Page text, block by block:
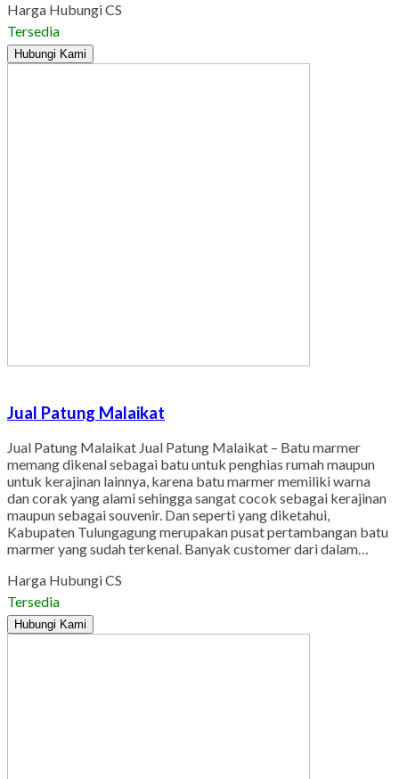
Harga Hubungi CS
Tersedia
Hubungi Kami
Jual Patung Malaikat
Jual Patung Malaikat Jual Patung Malaikat – Batu marmer
memang dikenal sebagai batu untuk penghias rumah maupun
untuk kerajinan lainnya, karena batu marmer memiliki warna
dan corak yang alami sehingga sangat cocok sebagai kerajinan
maupun sebagai souvenir. Dan seperti yang diketahui,
Kabupaten Tulungagung merupakan pusat pertambangan batu
marmer yang sudah terkenal. Banyak customer dari dalam…
Harga Hubungi CS
Tersedia
Hubungi Kami